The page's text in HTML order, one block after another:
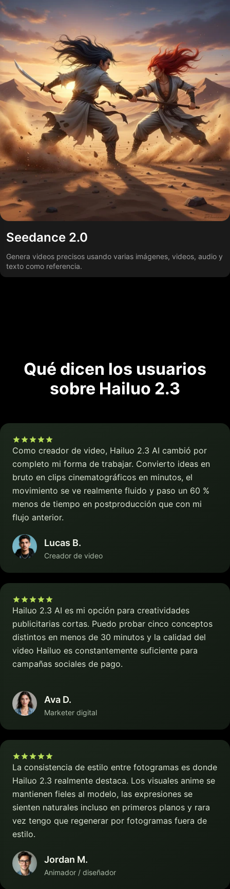
Seedance 2.0
Genera videos precisos usando varias imágenes, videos, audio y
texto como referencia.
Qué dicen los usuarios
sobre Hailuo 2.3
Como creador de video, Hailuo 2.3 AI cambió por
completo mi forma de trabajar. Convierto ideas en
bruto en clips cinematográficos en minutos, el
movimiento se ve realmente fluido y paso un 60 %
menos de tiempo en postproducción que con mi
flujo anterior.
Lucas B.
Creador de video
Hailuo 2.3 AI es mi opción para creatividades
publicitarias cortas. Puedo probar cinco conceptos
distintos en menos de 30 minutos y la calidad del
video Hailuo es constantemente suficiente para
campañas sociales de pago.
Ava D.
Marketer digital
La consistencia de estilo entre fotogramas es donde
Hailuo 2.3 realmente destaca. Los visuales anime se
mantienen fieles al modelo, las expresiones se
sienten naturales incluso en primeros planos y rara
vez tengo que regenerar por fotogramas fuera de
estilo.
Jordan M.
Animador / diseñador